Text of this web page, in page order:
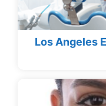
Los Angeles